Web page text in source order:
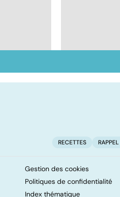
La
traiter en
RECETTES
Gestion des cookies
Politiques de confidentialité
Index thématique